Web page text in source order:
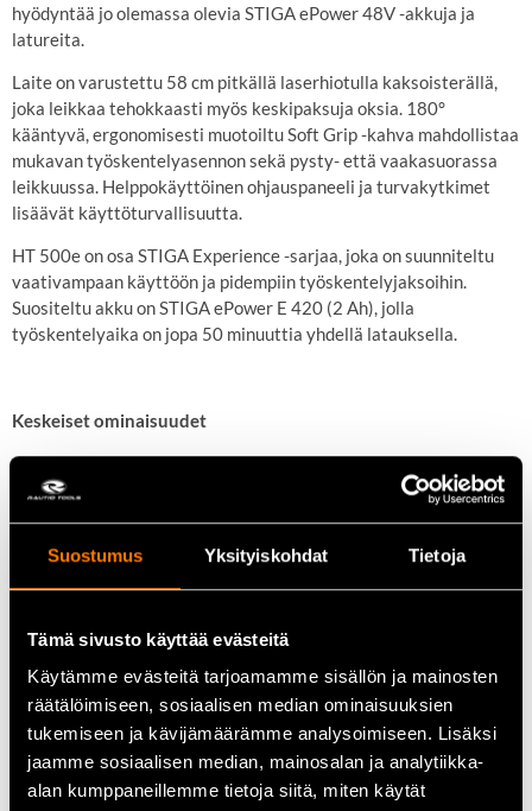
Suostumus Yksityiskohdat Tietoja
Tämä sivusto käyttää evästeitä
Käytämme evästeitä tarjoamamme sisällön ja mainosten
räätälöimiseen, sosiaalisen median ominaisuuksien
tukemiseen ja kävijämäärämme analysoimiseen. Lisäksi
jaamme sosiaalisen median, mainosalan ja analytiikka-
alan kumppaneillemme tietoja siitä, miten käytät
hyödyntää jo olemassa olevia STIGA ePower 48V -akkuja ja
latureita.
Laite on varustettu 58 cm pitkällä laserhiotulla kaksoisterällä,
joka leikkaa tehokkaasti myös keskipaksuja oksia. 180°
kääntyvä, ergonomisesti muotoiltu Soft Grip -kahva mahdollistaa
mukavan työskentelyasennon sekä pysty- että vaakasuorassa
leikkuussa. Helppokäyttöinen ohjauspaneeli ja turvakytkimet
lisäävät käyttöturvallisuutta.
HT 500e on osa STIGA Experience -sarjaa, joka on suunniteltu
vaativampaan käyttöön ja pidempiin työskentelyjaksoihin.
Suositeltu akku on STIGA ePower E 420 (2 Ah), jolla
työskentelyaika on jopa 50 minuuttia yhdellä latauksella.
Keskeiset ominaisuudet
58 cm laserhiottu kaksoisterä
180° kääntyvä Soft Grip -kahva
Helppokäyttöinen ohjauspaneeli
Turvakytkimet lisäävät turvallisuutta
Runkoversio:akkujalaturimyydään erikseen
Tekniset tiedot
Virtalähde: 48V litiumioniakku (ei sisälly toimitukseen)